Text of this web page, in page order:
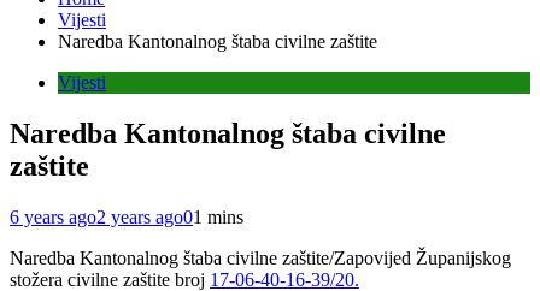
Vijesti
Naredba Kantonalnog štaba civilne zaštite
Vijesti
Naredba Kantonalnog štaba civilne
zaštite
6 years ago2 years ago01 mins
Naredba Kantonalnog štaba civilne zaštite/Zapovijed Županijskog
stožera civilne zaštite broj 17-06-40-16-39/20.